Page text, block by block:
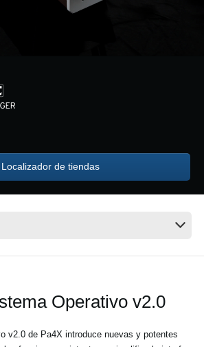
Localizador de tiendas
Operativo v2.0
v2.0 de Pa4X introduce nuevas y potentes